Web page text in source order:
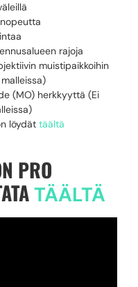
rajoja
muistipaikkoihin
(MO) herkkyyttä (Ei
löydät täältä
PRO
TÄÄLTÄ